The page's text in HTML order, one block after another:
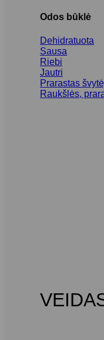
Odos būklė
Dehidratuota
Sausa
Riebi
Jautri
Prarastas
Raukšlės,